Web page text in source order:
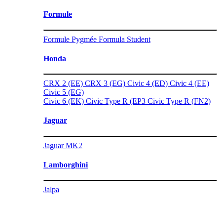
Formule
Formule Pygmée Formula Student
Honda
CRX 2 (EE) CRX 3 (EG) Civic 4 (ED) Civic 4 (EE)
Civic 5 (EG)
Civic 6 (EK) Civic Type R (EP3 Civic Type R (FN2)
Jaguar
Jaguar MK2
Lamborghini
Jalpa